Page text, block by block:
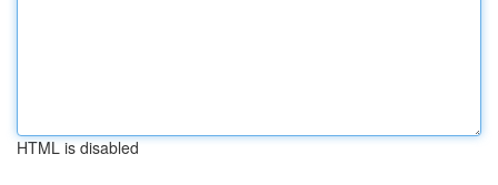
HTML is disabled